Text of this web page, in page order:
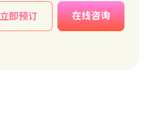
立即预订 在线咨询